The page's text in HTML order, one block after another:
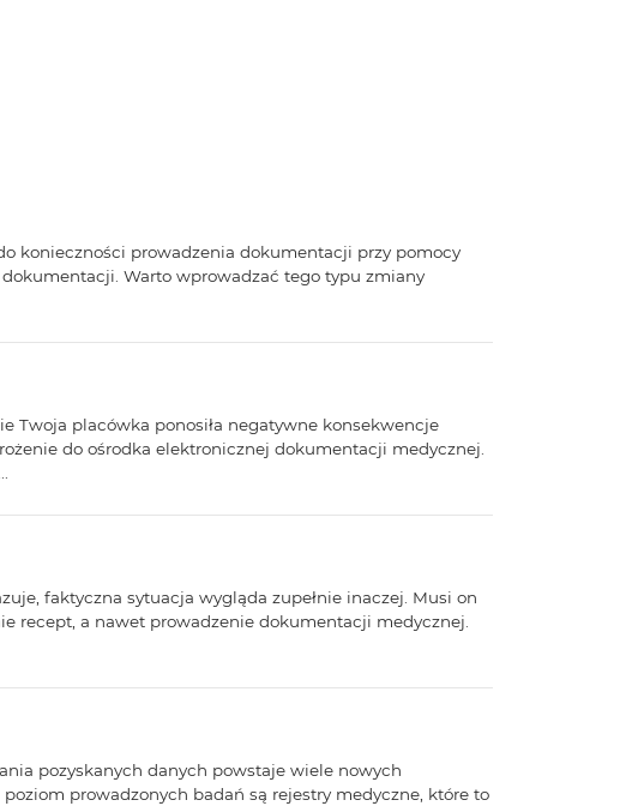
konieczności prowadzenia dokumentacji przy pomocy
Warto wprowadzać tego typu zmiany
Twoja placówka ponosiła negatywne konsekwencje
do ośrodka elektronicznej dokumentacji medycznej.
faktyczna sytuacja wygląda zupełnie inaczej. Musi on
recept, a nawet prowadzenie dokumentacji medycznej.
pozyskanych danych powstaje wiele nowych
prowadzonych badań są rejestry medyczne, które to